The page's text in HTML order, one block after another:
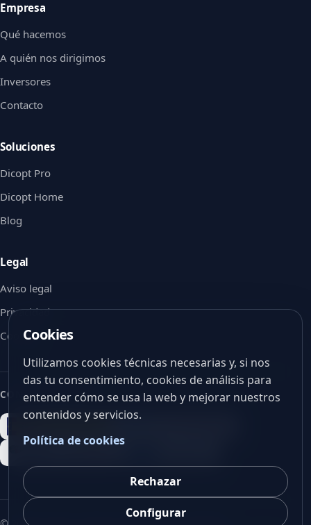
Empresa
Qué hacemos
A quién nos dirigimos
Inversores
Contacto
Soluciones
Dicopt Pro
Dicopt Home
Blog
Legal
Aviso legal
Privacidad
Cookies
CON EL APOYO DE
Cookies
Utilizamos cookies técnicas necesarias y, si nos
das tu consentimiento, cookies de análisis para
entender cómo se usa la web y mejorar nuestros
contenidos y servicios.
Política de cookies
Rechazar
Configurar